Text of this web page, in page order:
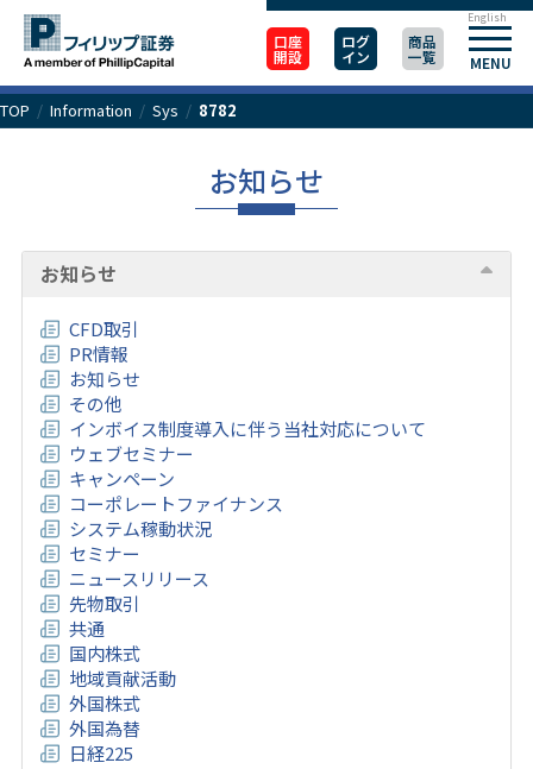
口座
開設
ログ
イン
商品
一覧 MENU
English
TOP / Information / Sys / 8782
お知らせ
お知らせ
CFD取引
PR情報
お知らせ
その他
インボイス制度導入に伴う当社対応について
ウェブセミナー
キャンペーン
コーポレートファイナンス
システム稼動状況
セミナー
ニュースリリース
先物取引
共通
国内株式
地域貢献活動
外国株式
外国為替
日経225